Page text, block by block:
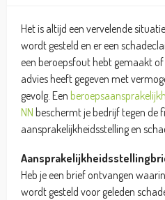
Het is altijd een vervelende
wordt gesteld en er een
een beroepsfout hebt gemaakt
advies heeft gegeven met
gevolg. Een
NN beschermt je bedrijf tegen de
aansprakelijkheidsstelling en
Heb je een brief ontvangen
wordt gesteld voor geleden